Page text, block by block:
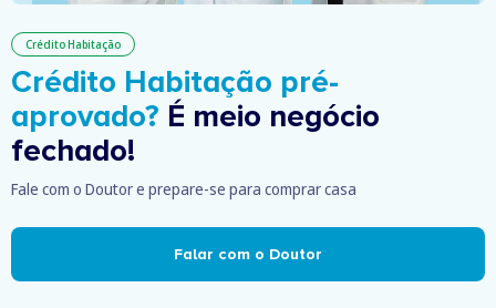
Crédito Habitação
Crédito Habitação pré-
aprovado? É meio negócio
fechado!
Fale com o Doutor e prepare-se para comprar casa
Falar com o Doutor